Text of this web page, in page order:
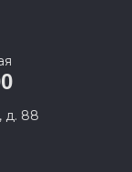
д. 88